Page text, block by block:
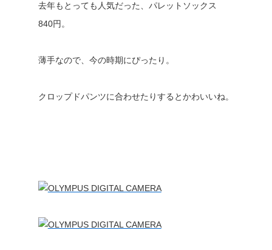
去年もとっても人気だった、パレットソックス
840円。
薄手なので、今の時期にぴったり。
クロップドパンツに合わせたりするとかわいいね。